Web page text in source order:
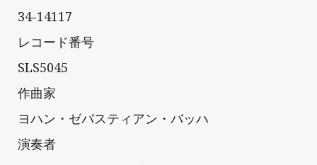
34-14117
レコード番号
SLS5045
作曲家
ヨハン・ゼバスティアン・バッハ
演奏者